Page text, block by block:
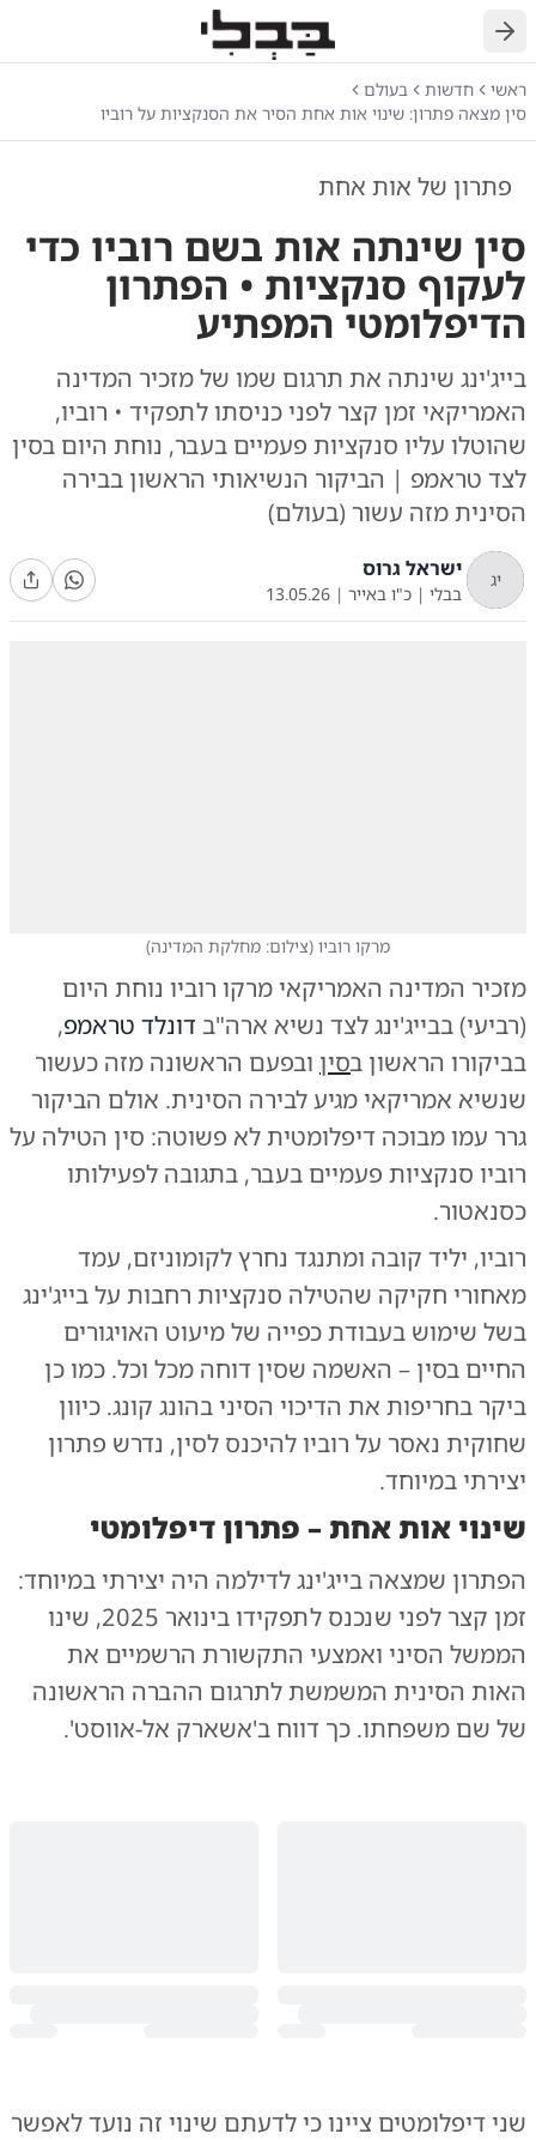
חזרה
ראשי חדשות
בעולם
סין מצאה פתרון: שינוי אות אחת הסיר את הסנקציות על רוביו
פתרון של אות אחת
סין שינתה אות בשם רוביו כדי
לעקוף סנקציות • הפתרון
הדיפלומטי המפתיע
בייג'ינג שינתה את תרגום שמו של מזכיר המדינה
האמריקאי זמן קצר לפני כניסתו לתפקיד • רוביו,
שהוטלו עליו סנקציות פעמיים בעבר, נוחת היום בסין
לצד טראמפ | הביקור הנשיאותי הראשון בבירה
הסינית מזה עשור (בעולם)
יג ישראל גרוס
בבלי | כ"ו באייר |
13.05.26
מרקו רוביו (צילום: מחלקת המדינה)
מזכיר המדינה האמריקאי מרקו רוביו נוחת היום
(רביעי) בבייג'ינג לצד נשיא ארה"בדונלד טראמפ,
בביקורו הראשון בסין ובפעם הראשונה מזה כעשור
שנשיא אמריקאי מגיע לבירה הסינית. אולם הביקור
גרר עמו מבוכה דיפלומטית לא פשוטה: סין הטילה על
רוביו סנקציות פעמיים בעבר, בתגובה לפעילותו
כסנאטור.
רוביו, יליד קובה ומתנגד נחרץ לקומוניזם, עמד
מאחורי חקיקה שהטילה סנקציות רחבות על בייג'ינג
בשל שימוש בעבודת כפייה של מיעוט האויגורים
החיים בסין – האשמה שסין דוחה מכל וכל. כמו כן
ביקר בחריפות את הדיכוי הסיני בהונג קונג. כיוון
שחוקית נאסר על רוביו להיכנס לסין, נדרש פתרון
יצירתי במיוחד.
שינוי אות אחת – פתרון דיפלומטי
הפתרון שמצאה בייג'ינג לדילמה היה יצירתי במיוחד:
זמן קצר לפני שנכנס לתפקידו בינואר 2025, שינו
הממשל הסיני ואמצעי התקשורת הרשמיים את
האות הסינית המשמשת לתרגום ההברה הראשונה
של שם משפחתו. כך דווח ב'אשארק אל-אווסט'.
שני דיפלומטים ציינו כי לדעתם שינוי זה נועד לאפשר